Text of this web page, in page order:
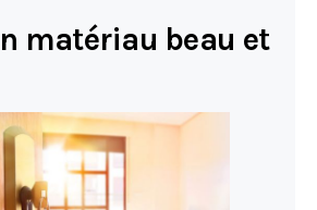
matériau beau et